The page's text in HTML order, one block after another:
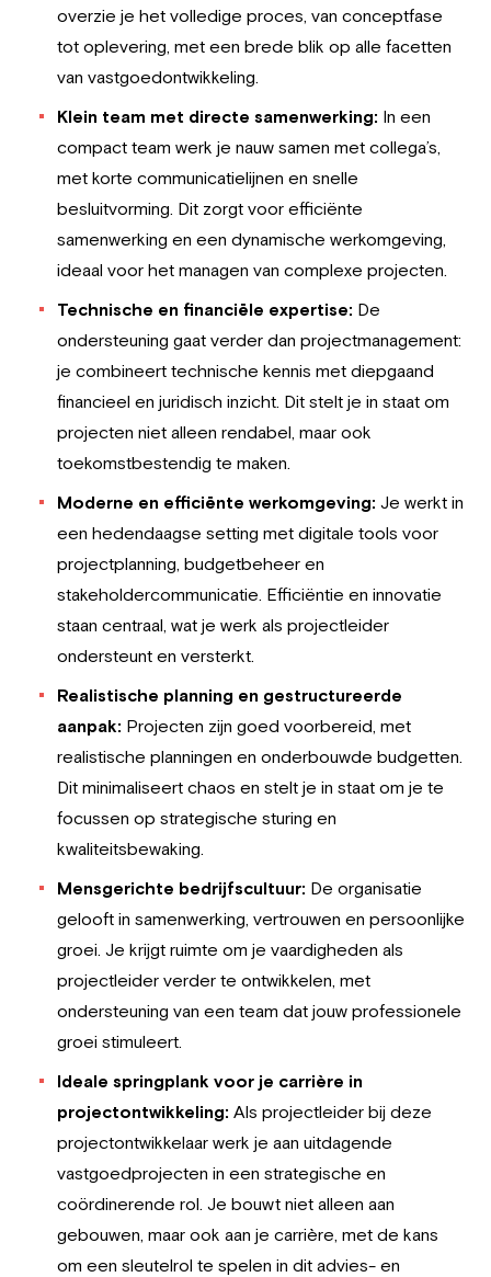
overzie je het volledige proces, van conceptfase
tot oplevering, met een brede blik op alle facetten
van vastgoedontwikkeling.
Klein team met directe samenwerking: In een
compact team werk je nauw samen met collega’s,
met korte communicatielijnen en snelle
besluitvorming. Dit zorgt voor efficiënte
samenwerking en een dynamische werkomgeving,
ideaal voor het managen van complexe projecten.
Technische en financiële expertise: De
ondersteuning gaat verder dan projectmanagement:
je combineert technische kennis met diepgaand
financieel en juridisch inzicht. Dit stelt je in staat om
projecten niet alleen rendabel, maar ook
toekomstbestendig te maken.
Moderne en efficiënte werkomgeving: Je werkt in
een hedendaagse setting met digitale tools voor
projectplanning, budgetbeheer en
stakeholdercommunicatie. Efficiëntie en innovatie
staan centraal, wat je werk als projectleider
ondersteunt en versterkt.
Realistische planning en gestructureerde
aanpak: Projecten zijn goed voorbereid, met
realistische planningen en onderbouwde budgetten.
Dit minimaliseert chaos en stelt je in staat om je te
focussen op strategische sturing en
kwaliteitsbewaking.
Mensgerichte bedrijfscultuur: De organisatie
gelooft in samenwerking, vertrouwen en persoonlijke
groei. Je krijgt ruimte om je vaardigheden als
projectleider verder te ontwikkelen, met
ondersteuning van een team dat jouw professionele
groei stimuleert.
Ideale springplank voor je carrière in
projectontwikkeling: Als projectleider bij deze
projectontwikkelaar werk je aan uitdagende
vastgoedprojecten in een strategische en
coördinerende rol. Je bouwt niet alleen aan
gebouwen, maar ook aan je carrière, met de kans
om een sleutelrol te spelen in dit advies- en